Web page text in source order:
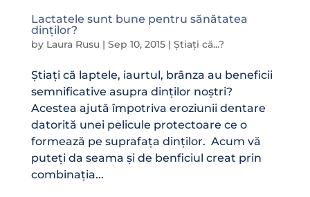
Lactatele sunt bune pentru sănătatea
dinților?
by Laura Rusu| Sep 10, 2015| Știați că...?
Știați că laptele, iaurtul, brânza au beneficii
semnificative asupra dinților noștri?
Acestea ajută împotriva eroziunii dentare
datorită unei pelicule protectoare ce o
formează pe suprafața dinților. Acum vă
puteți da seama și de benficiul creat prin
combinația...